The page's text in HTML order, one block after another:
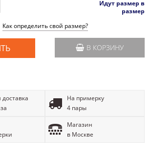
Идут размер в
размер
Как определить свой размер?
В КОРЗИНУ
доставка
На примерку
4 пары
Магазин
в Москве